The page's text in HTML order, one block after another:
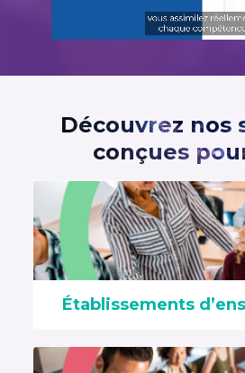
Découvrez nos
conçues
Établissements